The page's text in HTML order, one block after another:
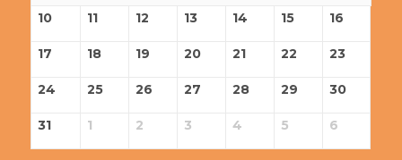
10 11 12 13 14 15 16
17 18 19 20 21 22 23
24 25 26 27 28 29 30
31 1 2 3 4 5 6